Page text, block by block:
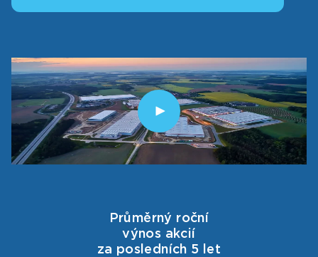
Průměrný roční
výnos akcií
za posledních 5 let